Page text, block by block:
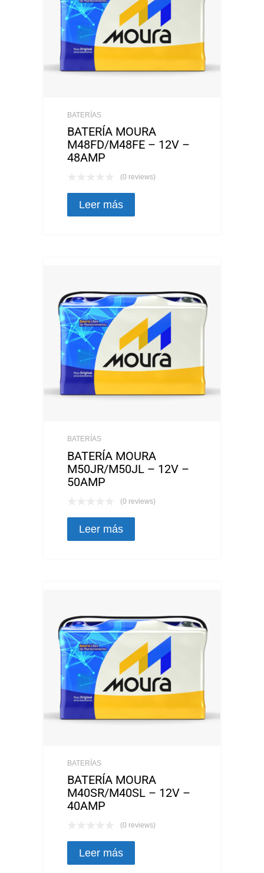
BATERÍAS
BATERÍA MOURA
M48FD/M48FE – 12V –
48AMP
(0 reviews)
Leer más
BATERÍAS
BATERÍA MOURA
M50JR/M50JL – 12V –
50AMP
(0 reviews)
Leer más
BATERÍAS
BATERÍA MOURA
M40SR/M40SL – 12V –
40AMP
(0 reviews)
Leer más